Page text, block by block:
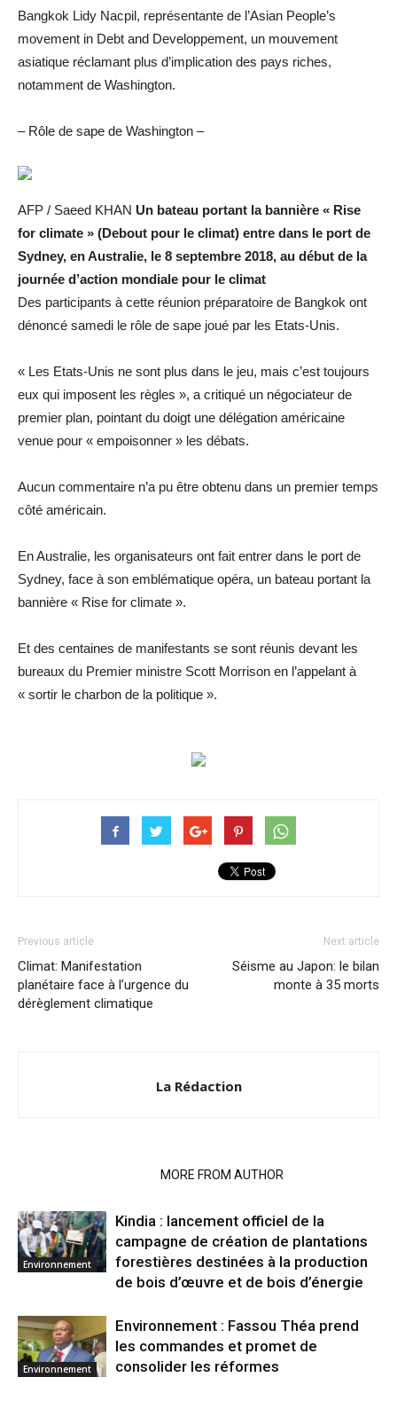
Bangkok Lidy Nacpil, représentante de l’Asian People’s
movement in Debt and Developpement, un mouvement
asiatique réclamant plus d’implication des pays riches,
notamment de Washington.
– Rôle de sape de Washington –
AFP / Saeed KHAN Un bateau portant la bannière « Rise
for climate » (Debout pour le climat) entre dans le port de
Sydney, en Australie, le 8 septembre 2018, au début de la
journée d’action mondiale pour le climat
Des participants à cette réunion préparatoire de Bangkok ont
dénoncé samedi le rôle de sape joué par les Etats-Unis.
« Les Etats-Unis ne sont plus dans le jeu, mais c’est toujours
eux qui imposent les règles », a critiqué un négociateur de
premier plan, pointant du doigt une délégation américaine
venue pour « empoisonner » les débats.
Aucun commentaire n’a pu être obtenu dans un premier temps
côté américain.
En Australie, les organisateurs ont fait entrer dans le port de
Sydney, face à son emblématique opéra, un bateau portant la
bannière « Rise for climate ».
Et des centaines de manifestants se sont réunis devant les
bureaux du Premier ministre Scott Morrison en l’appelant à
« sortir le charbon de la politique ».
Previous article
Climat: Manifestation
planétaire face à l’urgence du
dérèglement climatique
Next article
Séisme au Japon: le bilan
monte à 35 morts
La Rédaction
MORE FROM AUTHOR
Environnement
Kindia : lancement officiel de la
campagne de création de plantations
forestières destinées à la production
de bois d’œuvre et de bois d’énergie
Environnement
Environnement : Fassou Théa prend
les commandes et promet de
consolider les réformes